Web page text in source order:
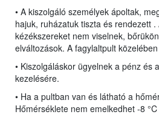
• A kiszolgáló személyek ápoltak,
hajuk, ruházatuk tiszta és rendezett
kézékszereket nem viselnek,
elváltozások. A fagylaltpult
• Kiszolgáláskor ügyelnek a pénz és
kezelésére.
• Ha a pultban van és látható a
Hőmérséklete nem emelkedhet -8